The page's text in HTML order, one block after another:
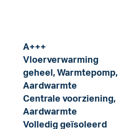
A+++
Vloerverwarming
geheel, Warmtepomp,
Aardwarmte
Centrale voorziening,
Aardwarmte
Volledig geïsoleerd